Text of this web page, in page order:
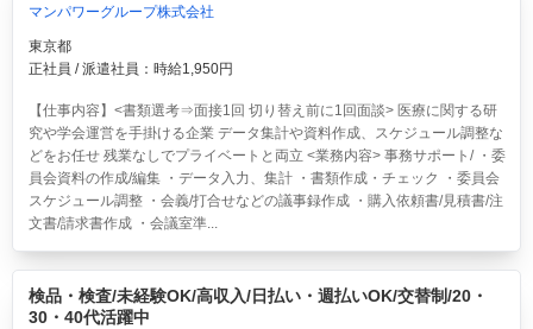
マンパワーグループ株式会社
東京都
正社員 / 派遣社員：時給1,950円
【仕事内容】<書類選考⇒面接1回 切り替え前に1回面談> 医療に関する研
究や学会運営を手掛ける企業 データ集計や資料作成、スケジュール調整な
どをお任せ 残業なしでプライベートと両立 <業務内容> 事務サポート/ ・委
員会資料の作成/編集 ・データ入力、集計 ・書類作成・チェック ・委員会
スケジュール調整 ・会義/打合せなどの議事録作成 ・購入依頼書/見積書/注
文書/請求書作成 ・会議室準...
検品・検査/未経験OK/高収入/日払い・週払いOK/交替制/20・
30・40代活躍中